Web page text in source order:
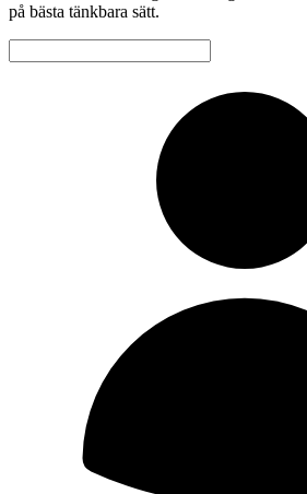
på bästa tänkbara sätt.